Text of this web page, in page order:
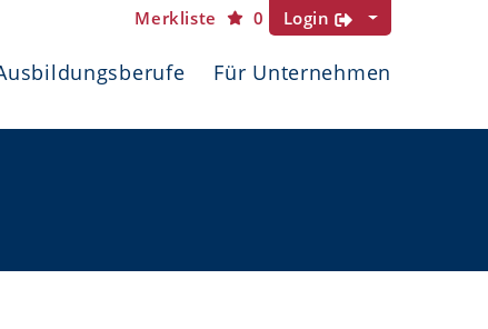
Merkliste 0 Login
Für Unternehmen